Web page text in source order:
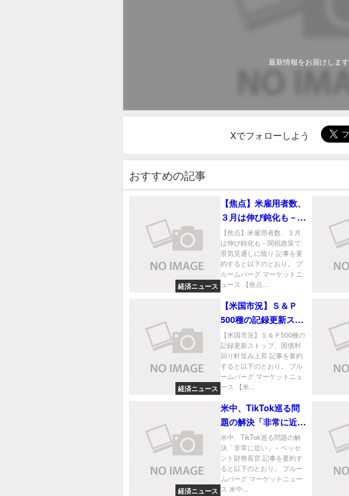
最新情報をお届けします
Xでフォローしよう
おすすめの記事
経済ニュース
【焦点】米雇用者数、
３月は伸び鈍化も－関
税政策で景気見通しに
陰り
【焦点】米雇用者数、３月
は伸び鈍化も－関税政策で
景気見通しに陰り 記事を要
約すると以下のとおり。 ブ
ルームバーグ マーケットニ
ュース 【焦点...
経済ニュース
【米国市況】Ｓ＆Ｐ
500種の記録更新スト
ップ、国債利回り軒並
み上昇
【米国市況】Ｓ＆Ｐ500種の
記録更新ストップ、国債利
回り軒並み上昇 記事を要約
すると以下のとおり。 ブル
ームバーグ マーケットニュ
ース 【米...
経済ニュース
米中、TikTok巡る問
題の解決「非常に近
い」－ベッセント財務
長官
米中、TikTok巡る問題の解
決「非常に近い」－ベッセ
ント財務長官 記事を要約す
ると以下のとおり。 ブルー
ムバーグ マーケットニュー
ス 米中...